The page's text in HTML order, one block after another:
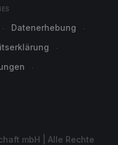
Datenerhebung
mbH | Alle Rechte